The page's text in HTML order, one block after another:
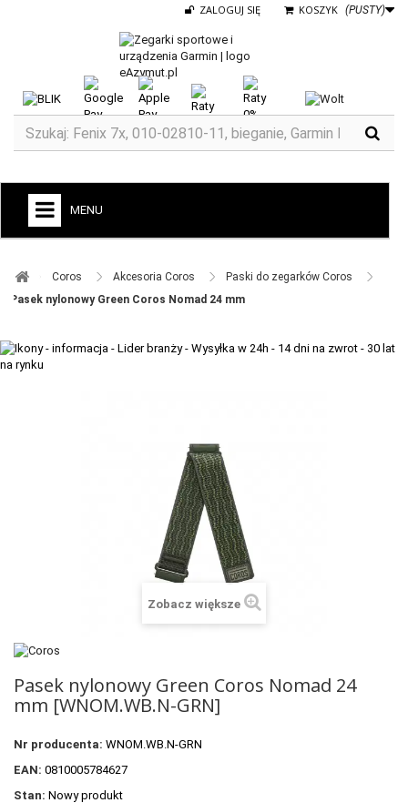
KOSZYK (PUSTY)
ZALOGUJ SIĘ
MENU
ZEGARKI DO BIEGANIA
TACX
VOSTOK EUROPE ZEGARKI
WENGER ZEGARKI
ORIENT ZEGARKI
OBAKU DENMARK ZEGARKI
POLECANE PRODUKTY
PROMOCJE
Coros ​ Akcesoria Coros ​
Paski do zegarków Coros ​
Pasek nylonowy Green Coros Nomad 24 mm
Zobacz większe
Pasek nylonowy Green Coros Nomad 24
mm [WNOM.WB.N-GRN]
Nr producenta: WNOM.WB.N-GRN
EAN: 0810005784627
Stan: Nowy produkt